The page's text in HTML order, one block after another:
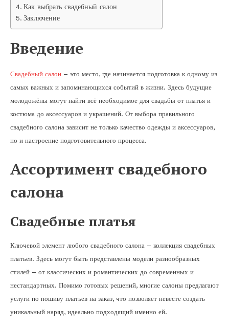
Как выбрать свадебный салон
Заключение
Введение
Свадебный салон – это место, где начинается подготовка к одному из
самых важных и запоминающихся событий в жизни. Здесь будущие
молодожёны могут найти всё необходимое для свадьбы от платья и
костюма до аксессуаров и украшений. От выбора правильного
свадебного салона зависит не только качество одежды и аксессуаров,
но и настроение подготовительного процесса.
Ассортимент свадебного
салона
Свадебные платья
Ключевой элемент любого свадебного салона – коллекция свадебных
платьев. Здесь могут быть представлены модели разнообразных
стилей – от классических и романтических до современных и
нестандартных. Помимо готовых решений, многие салоны предлагают
услуги по пошиву платьев на заказ, что позволяет невесте создать
уникальный наряд, идеально подходящий именно ей.